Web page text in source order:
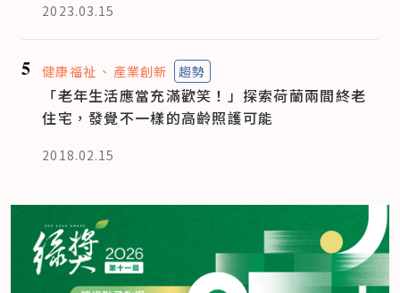
2023.03.15
5 健康福祉 產業創新 趨勢
「老年生活應當充滿歡笑！」探索荷蘭兩間終老
住宅，發覺不一樣的高齡照護可能
2018.02.15